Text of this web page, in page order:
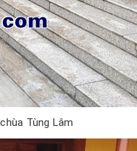
Tùng Lâm